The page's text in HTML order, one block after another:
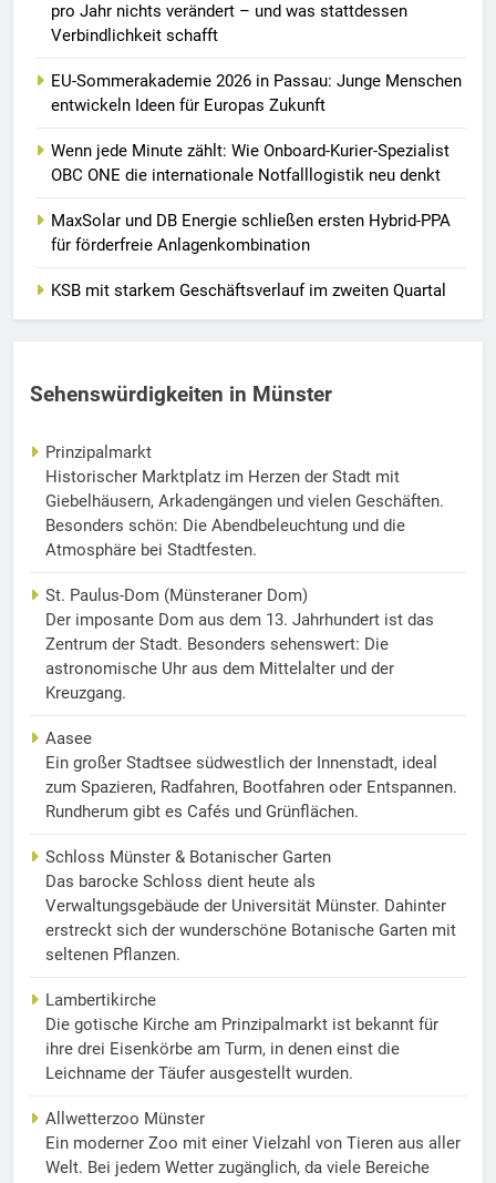
pro Jahr nichts verändert – und was stattdessen
Verbindlichkeit schafft
EU-Sommerakademie 2026 in Passau: Junge Menschen
entwickeln Ideen für Europas Zukunft
Wenn jede Minute zählt: Wie Onboard-Kurier-Spezialist
OBC ONE die internationale Notfalllogistik neu denkt
MaxSolar und DB Energie schließen ersten Hybrid-PPA
für förderfreie Anlagenkombination
KSB mit starkem Geschäftsverlauf im zweiten Quartal
Sehenswürdigkeiten in Münster
Prinzipalmarkt
Historischer Marktplatz im Herzen der Stadt mit
Giebelhäusern, Arkadengängen und vielen Geschäften.
Besonders schön: Die Abendbeleuchtung und die
Atmosphäre bei Stadtfesten.
St. Paulus-Dom (Münsteraner Dom)
Der imposante Dom aus dem 13. Jahrhundert ist das
Zentrum der Stadt. Besonders sehenswert: Die
astronomische Uhr aus dem Mittelalter und der
Kreuzgang.
Aasee
Ein großer Stadtsee südwestlich der Innenstadt, ideal
zum Spazieren, Radfahren, Bootfahren oder Entspannen.
Rundherum gibt es Cafés und Grünflächen.
Schloss Münster & Botanischer Garten
Das barocke Schloss dient heute als
Verwaltungsgebäude der Universität Münster. Dahinter
erstreckt sich der wunderschöne Botanische Garten mit
seltenen Pflanzen.
Lambertikirche
Die gotische Kirche am Prinzipalmarkt ist bekannt für
ihre drei Eisenkörbe am Turm, in denen einst die
Leichname der Täufer ausgestellt wurden.
Allwetterzoo Münster
Ein moderner Zoo mit einer Vielzahl von Tieren aus aller
Welt. Bei jedem Wetter zugänglich, da viele Bereiche